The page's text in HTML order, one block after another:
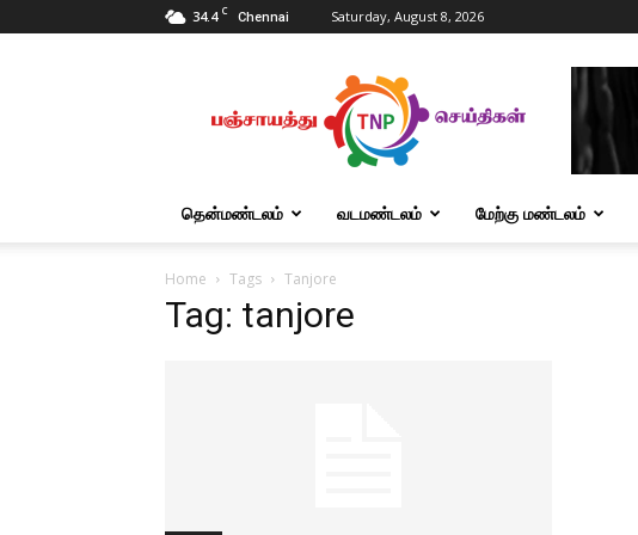
34.4 C Chennai Saturday, August 8, 2026
Tnpanchayat
தென்மண்டலம் வடமண்டலம் மேற்கு மண்டலம்
Home Tags Tanjore
Tag: tanjore